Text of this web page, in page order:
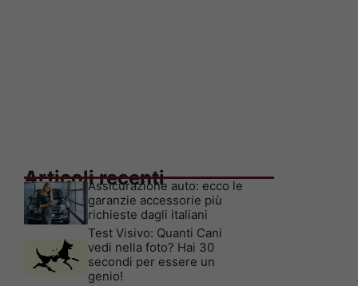
Articoli recenti
Assicurazione auto: ecco le
garanzie accessorie più
richieste dagli italiani
Test Visivo: Quanti Cani
vedi nella foto? Hai 30
secondi per essere un
genio!